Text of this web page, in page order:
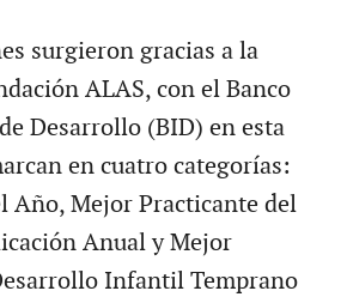
surgieron gracias a la
ALAS, con el Banco
Desarrollo (BID) en esta
en cuatro categorías:
Año, Mejor Practicante del
Anual y Mejor
Infantil Temprano